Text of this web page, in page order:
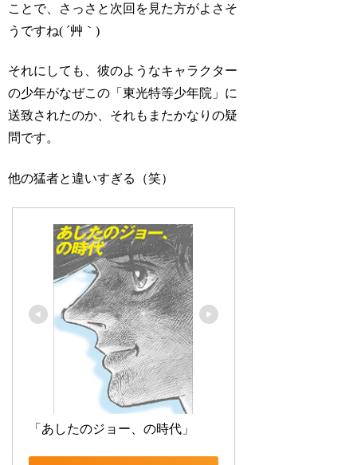
ことで、さっさと次回を見た方がよさそ
うですね( ´艸｀)
それにしても、彼のようなキャラクター
の少年がなぜこの「東光特等少年院」に
送致されたのか、それもまたかなりの疑
問です。
他の猛者と違いすぎる（笑）
「あしたのジョー、の時代」